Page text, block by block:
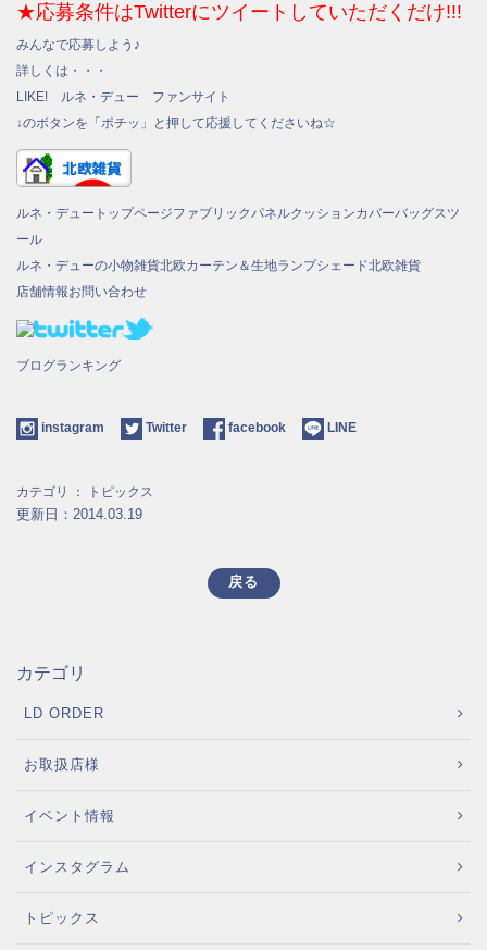
★応募条件はTwitterにツイートしていただくだけ!!!
みんなで応募しよう♪
詳しくは・・・
LIKE! ルネ・デュー ファンサイト
↓のボタンを「ポチッ」と押して応援してくださいね☆
ルネ・デュートップページファブリックパネルクッションカバーバッグスツ
ール
ルネ・デューの小物雑貨北欧カーテン＆生地ランプシェード北欧雑貨
店舗情報お問い合わせ
ブログランキング
instagram Twitter facebook LINE
カテゴリ ： トピックス
更新日：2014.03.19
戻る
カテゴリ
LD ORDER
お取扱店様
イベント情報
インスタグラム
トピックス